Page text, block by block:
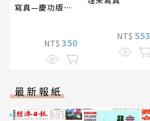
寫真—慶功版
NT$ 350
NT$ 553
最新報紙